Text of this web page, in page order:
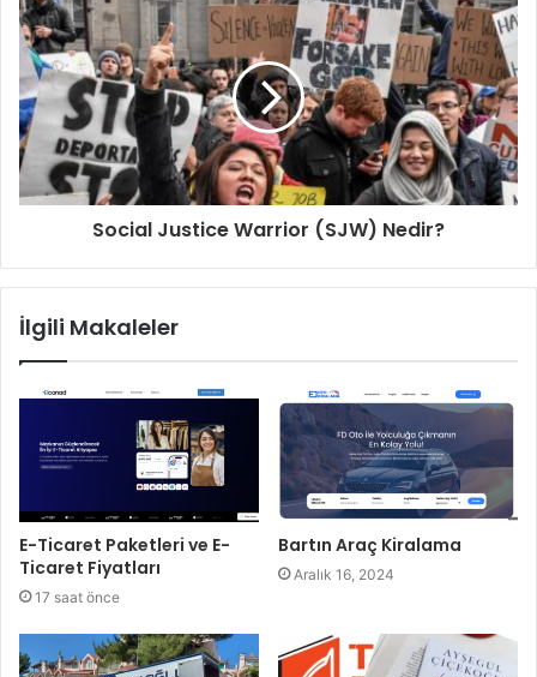
Social Justice Warrior (SJW) Nedir?
İlgili Makaleler
E-Ticaret Paketleri ve E-
Ticaret Fiyatları
17 saat önce
Bartın Araç Kiralama
Aralık 16, 2024